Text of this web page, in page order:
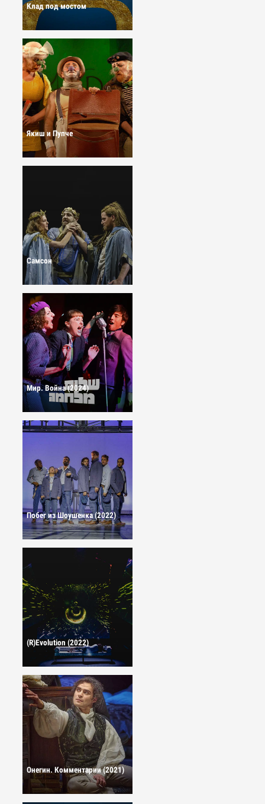
Клад под мостом
Якиш и Пупче
Самсон
Мир. Война (2024)
Побег из Шоушенка (2022)
(R)Evolution (2022)
Онегин. Комментарии (2021)